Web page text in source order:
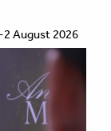
2 August 2026